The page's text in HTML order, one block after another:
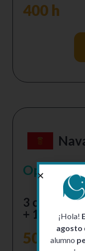
400 h
3 cursos
+ 1 curso
500 h
¡Hola!
agosto
alumno